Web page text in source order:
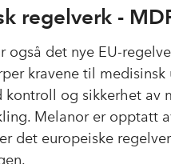
regelverk -
også det nye EU-
kravene til
kontroll og sikkerhet av
Melanor er opptatt
det europeiske